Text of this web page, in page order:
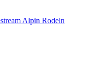
Alpin Rodeln